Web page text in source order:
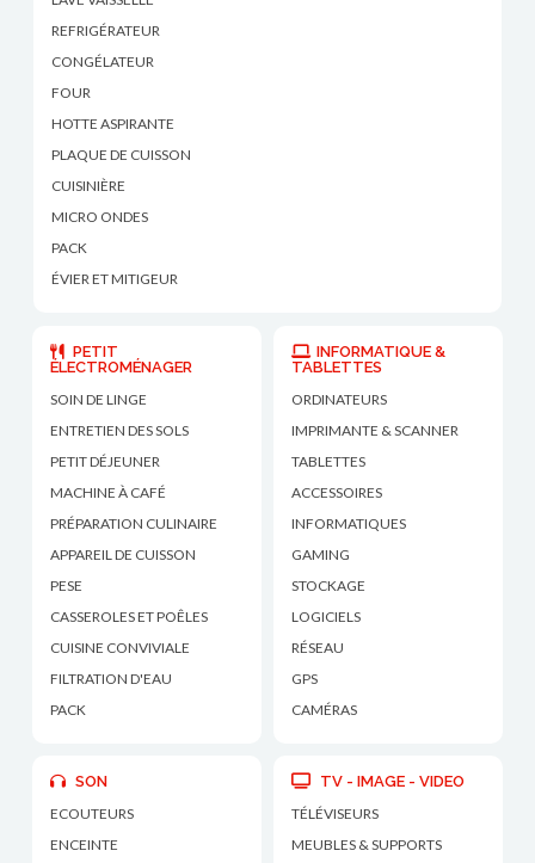
REFRIGÉRATEUR
CONGÉLATEUR
FOUR
HOTTE ASPIRANTE
PLAQUE DE CUISSON
CUISINIÈRE
MICRO ONDES
PACK
ÉVIER ET MITIGEUR
PETIT
ÉLECTROMÉNAGER
SOIN DE LINGE
ENTRETIEN DES SOLS
PETIT DÉJEUNER
MACHINE À CAFÉ
PRÉPARATION CULINAIRE
APPAREIL DE CUISSON
PESE
CASSEROLES ET POÊLES
CUISINE CONVIVIALE
FILTRATION D'EAU
PACK
INFORMATIQUE &
TABLETTES
ORDINATEURS
IMPRIMANTE & SCANNER
TABLETTES
ACCESSOIRES
INFORMATIQUES
GAMING
STOCKAGE
LOGICIELS
RÉSEAU
GPS
CAMÉRAS
SON
ECOUTEURS
ENCEINTE
TV - IMAGE - VIDEO
TÉLÉVISEURS
MEUBLES & SUPPORTS